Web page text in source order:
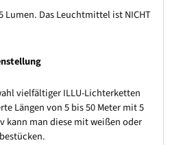
Das Leuchtmittel ist NICHT
vielfältiger ILLU-Lichterketten
Längen von 5 bis 50 Meter mit 5
kann man diese mit weißen oder